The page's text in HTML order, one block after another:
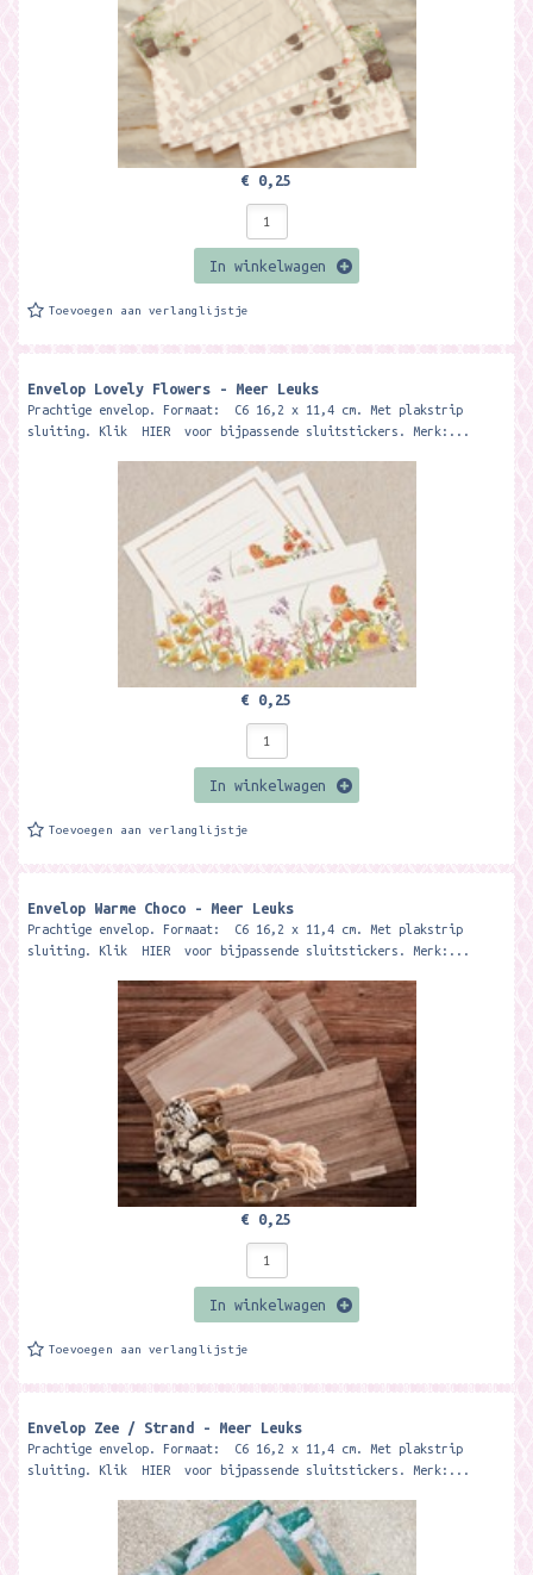
€ 0,25
In winkelwagen
Toevoegen aan verlanglijstje
Envelop Lovely Flowers - Meer Leuks
Prachtige envelop. Formaat: C6 16,2 x 11,4 cm. Met plakstrip
sluiting. Klik HIER voor bijpassende sluitstickers. Merk:...
€ 0,25
In winkelwagen
Toevoegen aan verlanglijstje
Envelop Warme Choco - Meer Leuks
Prachtige envelop. Formaat: C6 16,2 x 11,4 cm. Met plakstrip
sluiting. Klik HIER voor bijpassende sluitstickers. Merk:...
€ 0,25
In winkelwagen
Toevoegen aan verlanglijstje
Envelop Zee / Strand - Meer Leuks
Prachtige envelop. Formaat: C6 16,2 x 11,4 cm. Met plakstrip
sluiting. Klik HIER voor bijpassende sluitstickers. Merk:...